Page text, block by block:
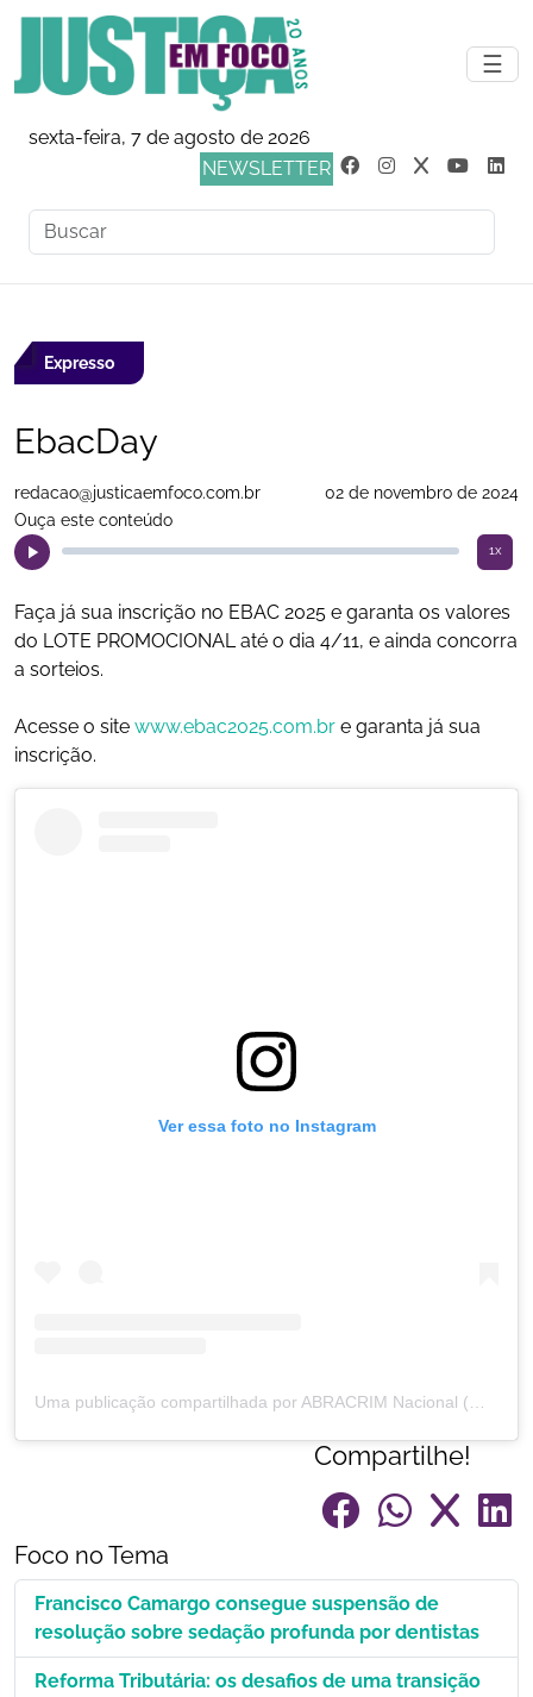
☰
sexta-feira, 7 de agosto de 2026
NEWSLETTER
Expresso
EbacDay
redacao@justicaemfoco.com.br
02 de novembro de 2024
Ouça este conteúdo
1x
Faça já sua inscrição no EBAC 2025 e garanta os valores
do LOTE PROMOCIONAL até o dia 4/11, e ainda concorra
a sorteios.
Acesse o site www.ebac2025.com.br e garanta já sua
inscrição.
Ver essa foto no Instagram
Compartilhe!
Foco no Tema
Francisco Camargo consegue suspensão de
resolução sobre sedação profunda por dentistas
Reforma Tributária: os desafios de uma transição